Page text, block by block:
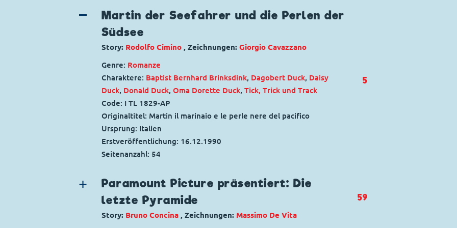
Martin der Seefahrer und die Perlen der
Südsee
Story: Rodolfo Cimino, Zeichnungen: Giorgio Cavazzano
Genre: Romanze
Charaktere: Baptist Bernhard Brinksdink, Dagobert Duck, Daisy
Duck, Donald Duck, Oma Dorette Duck, Tick, Trick und Track
Code: I TL 1829-AP
Originaltitel: Martin il marinaio e le perle nere del pacifico
Ursprung: Italien
Erstveröffentlichung: 16.12.1990
Seitenanzahl: 54
5
Paramount Picture präsentiert: Die
letzte Pyramide
Story: Bruno Concina, Zeichnungen: Massimo De Vita
59